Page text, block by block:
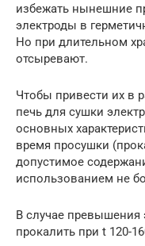
избежать нынешние
электроды в
Но при длительном
отсыревают.
Чтобы привести их в
печь для сушки
основных
время просушки
допустимое
использованием не
В случае превышения
прокалить при t 120-